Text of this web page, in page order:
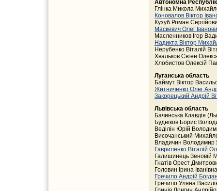
Автономна
Глінка Микола
Коновалов Віктор
Кузуб Роман
Маскевич Олег
Масленников Ігор
Надикта Віктор
Нерубенко Віталій
Хвальков Євген
Хлобистов Олексій
Луганська область
Баймут Віктор
Житниченко Олег
Закорецький Андрій
Львівська область
Бачинська Клавдія
Будніков Борис
Веділін Юрій
Височанський
Владичин Володимир
Гавриленко Віталій
Галишинець Зеновій
Гнатів Орест
Головин Ірина
Гречило Андрій
Гречило Уляна